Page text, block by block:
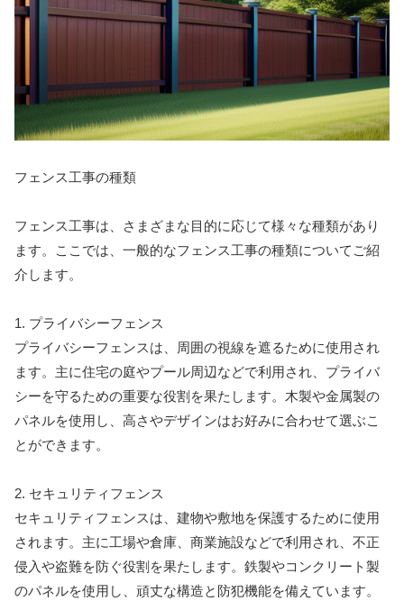
フェンス工事の種類
フェンス工事は、さまざまな目的に応じて様々な種類があり
ます。ここでは、一般的なフェンス工事の種類についてご紹
介します。
1. プライバシーフェンス
プライバシーフェンスは、周囲の視線を遮るために使用され
ます。主に住宅の庭やプール周辺などで利用され、プライバ
シーを守るための重要な役割を果たします。木製や金属製の
パネルを使用し、高さやデザインはお好みに合わせて選ぶこ
とができます。
2. セキュリティフェンス
セキュリティフェンスは、建物や敷地を保護するために使用
されます。主に工場や倉庫、商業施設などで利用され、不正
侵入や盗難を防ぐ役割を果たします。鉄製やコンクリート製
のパネルを使用し、頑丈な構造と防犯機能を備えています。